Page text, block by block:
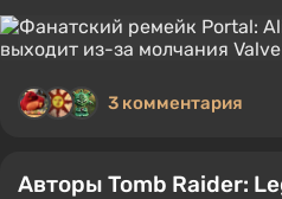
3 комментария
Авторы Tomb Raider: